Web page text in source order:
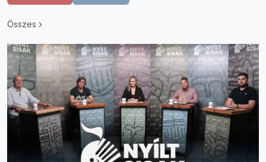
Összes